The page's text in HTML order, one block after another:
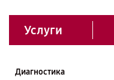
Услуги
Диагностика